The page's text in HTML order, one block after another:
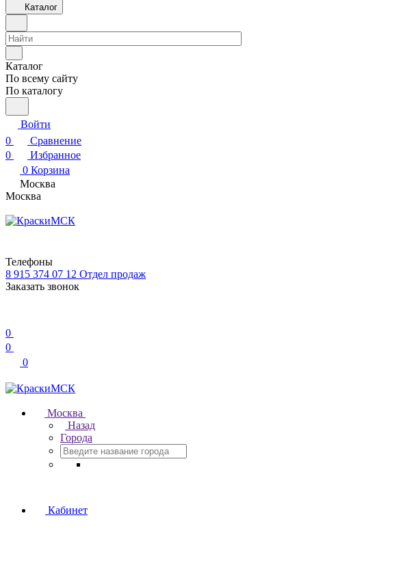
Каталог
Каталог
По всему сайту
По каталогу
Войти
0
Сравнение
0
Избранное
0 Корзина
Москва
Москва
Телефоны
8 915 374 07 12 Отдел продаж
Заказать звонок
0
0
0
Москва
Назад
Города
Кабинет